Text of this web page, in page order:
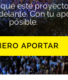
este
Con tu
posible.
APORTAR